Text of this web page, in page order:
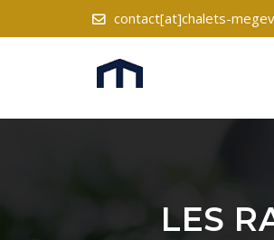
contact[at]chalets-
LES